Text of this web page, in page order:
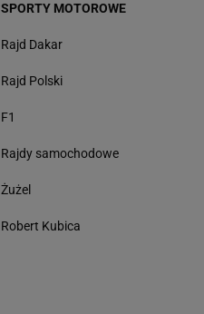
SPORTY MOTOROWE
Rajd Dakar
Rajd Polski
F1
Rajdy samochodowe
Żużel
Robert Kubica